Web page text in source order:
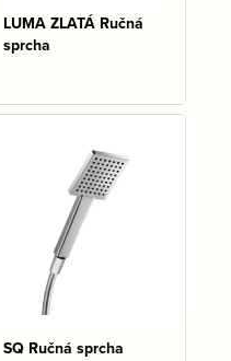
LUMA ZLATÁ Ručná
sprcha
SQ Ručná sprcha